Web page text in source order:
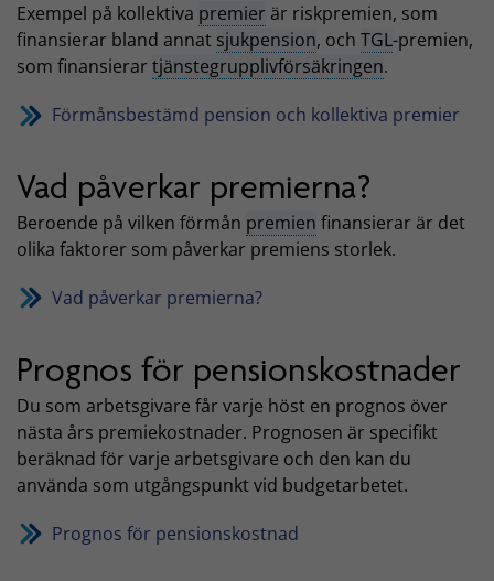
Exempel på kollektiva premier är riskpremien, som
finansierar bland annat sjukpension, och TGL-premien,
som finansierar tjänstegrupplivförsäkringen.
Förmånsbestämd pension och kollektiva premier
Vad påverkar premierna?
Beroende på vilken förmån premien finansierar är det
olika faktorer som påverkar premiens storlek.
Vad påverkar premierna?
Prognos för pensionskostnader
Du som arbetsgivare får varje höst en prognos över
nästa års premiekostnader. Prognosen är specifikt
beräknad för varje arbetsgivare och den kan du
använda som utgångspunkt vid budgetarbetet.
Prognos för pensionskostnad